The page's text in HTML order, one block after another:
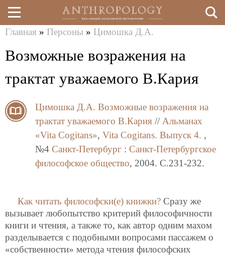
Перейти
к
здесь
Главная » Персоны » Цимошка Д.А.
Возможные возражения на
трактат уважаемого В.Кария
Цимошка Д.А. Возможные возражения на
трактат уважаемого В.Кария // Альманах
«Vita Cogitans», Vita Cogitans. Выпуск 4. ,
№4 Санкт-Петербург : Санкт-Петербургское
философское общество, 2004. C.231-232.
Как читать философски(е) книжки? Сразу же
вызывает любопытство критерий философичности
книги и чтения, а также то, как автор одним махом
разделывается с подобными вопросами пассажем о
«собственности» метода чтения философских